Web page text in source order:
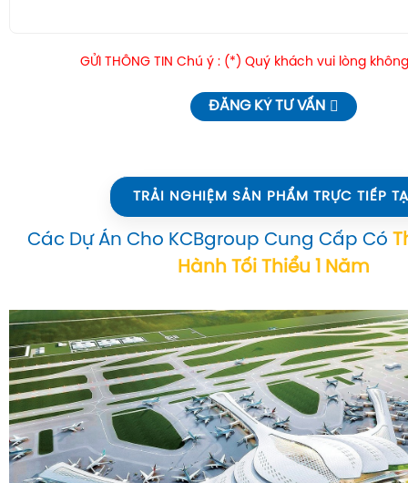
GỬI THÔNG TIN Chú ý : (*) Quý khách vui lòng
ĐĂNG KÝ TƯ VẤN
TRẢI NGHIỆM SẢN PHẨM TRỰC TIẾP
Các Dự Án Cho KCBgroup Cung Cấp Có
Hành Tối Thiểu 1 Năm